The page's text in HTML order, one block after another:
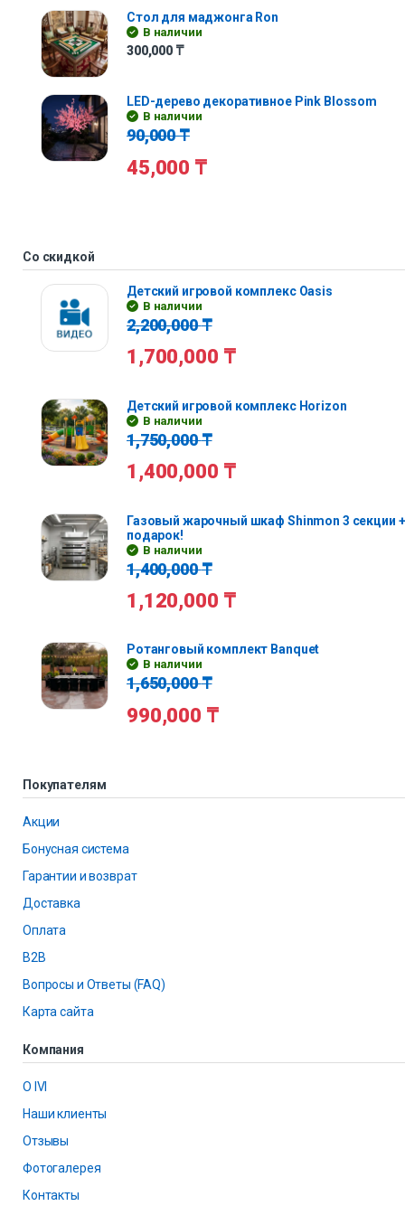
Стол для маджонга Ron
В наличии
300,000 ₸
LED-дерево декоративное Pink Blossom
В наличии
90,000₸
45,000 ₸
Со скидкой
Детский игровой комплекс Oasis
В наличии
2,200,000₸
1,700,000 ₸
Детский игровой комплекс Horizon
В наличии
1,750,000₸
1,400,000 ₸
Газовый жарочный шкаф Shinmon 3 секции
подарок!
В наличии
1,400,000₸
1,120,000 ₸
Ротанговый комплект Banquet
В наличии
1,650,000₸
990,000 ₸
Покупателям
Акции
Бонусная система
Гарантии и возврат
Доставка
Оплата
B2B
Вопросы и Ответы (FAQ)
Карта сайта
Компания
О IVI
Наши клиенты
Отзывы
Фотогалерея
Контакты